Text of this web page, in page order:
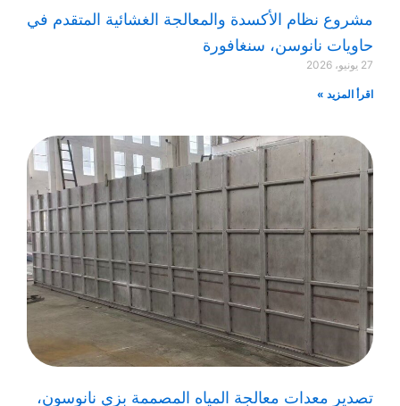
مشروع نظام الأكسدة والمعالجة الغشائية المتقدم في
حاويات نانوسن، سنغافورة
27 يونيو، 2026
اقرأ المزيد »
تصدير معدات معالجة المياه المصممة بزي نانوسون،